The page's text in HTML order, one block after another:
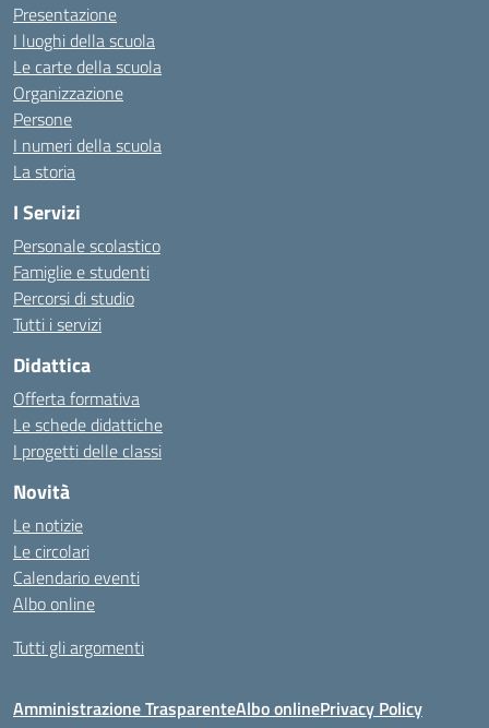
Presentazione
I luoghi della scuola
Le carte della scuola
Organizzazione
Persone
I numeri della scuola
La storia
I Servizi
Personale scolastico
Famiglie e studenti
Percorsi di studio
Tutti i servizi
Didattica
Offerta formativa
Le schede didattiche
I progetti delle classi
Novità
Le notizie
Le circolari
Calendario eventi
Albo online
Tutti gli argomenti
Amministrazione TrasparenteAlbo onlinePrivacy Policy